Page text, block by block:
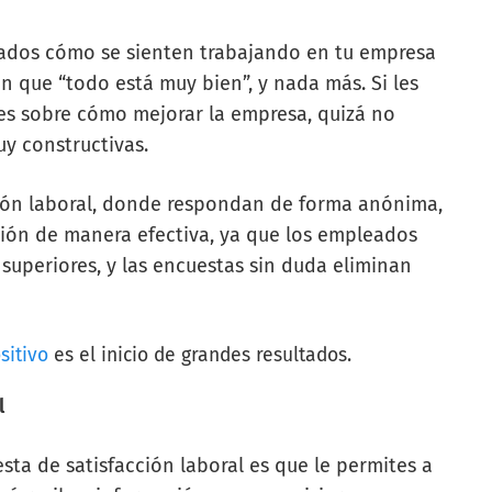
cómo se sienten trabajando en tu empresa
“todo está muy bien”, y nada más. Si les
sobre cómo mejorar la empresa, quizá no
constructivas.
laboral, donde respondan de forma anónima,
de manera efectiva, ya que los empleados
y las encuestas sin duda eliminan
es el inicio de grandes resultados.
de satisfacción laboral es que le permites a